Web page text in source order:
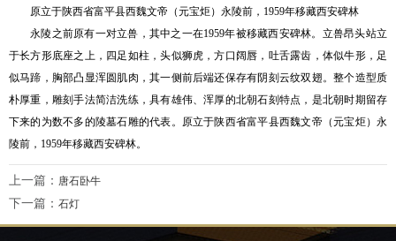
原立于陕西省富平县西魏文帝（元宝炬）永陵前，1959年移藏西安碑林
永陵之前原有一对立兽，其中之一在1959年被移藏西安碑林。立兽昂头站立
于长方形底座之上，四足如柱，头似狮虎，方口阔唇，吐舌露齿，体似牛形，足
似马蹄，胸部凸显浑圆肌肉，其一侧前后端还保存有阴刻云纹双翅。整个造型质
朴厚重，雕刻手法简洁洗练，具有雄伟、浑厚的北朝石刻特点，是北朝时期留存
下来的为数不多的陵墓石雕的代表。原立于陕西省富平县西魏文帝（元宝炬）永
陵前，1959年移藏西安碑林。
上一篇： 唐石卧牛
下一篇： 石灯